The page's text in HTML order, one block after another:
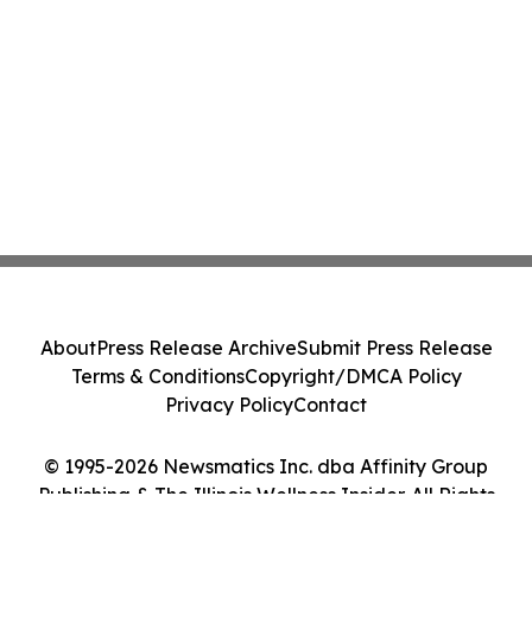
© 1995-2026 Newsmatics Inc. dba Affinity Group
Publishing & The Illinois Wellness Insider. All Rights
AboutPress Release ArchiveSubmit Press Release
Terms & ConditionsCopyright/DMCA Policy
Privacy PolicyContact